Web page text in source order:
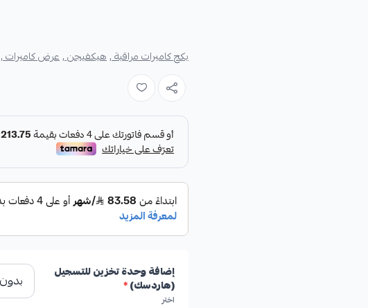
بكج كاميرات مراقبة ,هيكفيجن ,عرض كاميرات ,
إضافة وحدة تخزين للتسجيل
(هاردسك)*
اختر